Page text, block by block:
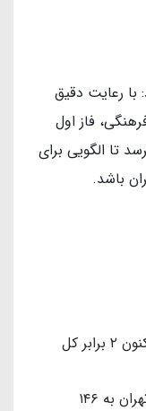
با رعایت دقیق
فاز اول
تا الگویی برای
باشد.
تعداد روزهای با هوای پاک تهران تاکنون ۲ برابر کل
تعداد شارژرهای سریع ناوگان برقی تهران به ۱۴۶